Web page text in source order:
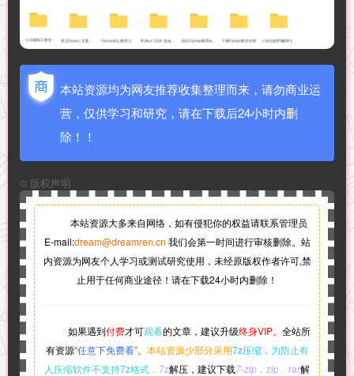
本站资源均为网友推荐收集整理而来，请勿商业运
营，仅供学习和研究，请在下载后24小时内删
除！！
© 版权声明
本站资源大多来自网络，如有侵犯你的权益请联系管理员
E-mail:dream@dreamren.cn 我们会第一时间进行审核删除。站
内资源为网友个人学习或测试研究使用，未经原版权作者许可,禁
止用于任何商业途径！请在下载24小时内删除！
如果遇到付费才可观看的文章，建议升级终身VIP。 全站所
有资源“任意下免费看”。 本站资源少部分采用7z压缩， 为防止有
人压缩软件不支持7z格式 ，7z解压，建议下载7-zip ，zip、rar解